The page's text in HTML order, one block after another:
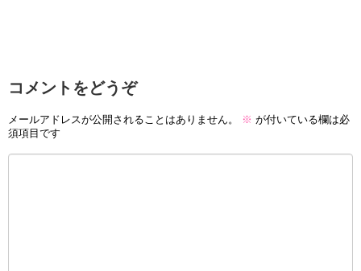
コメントをどうぞ
メールアドレスが公開されることはありません。 ※ が付いている欄は必
須項目です